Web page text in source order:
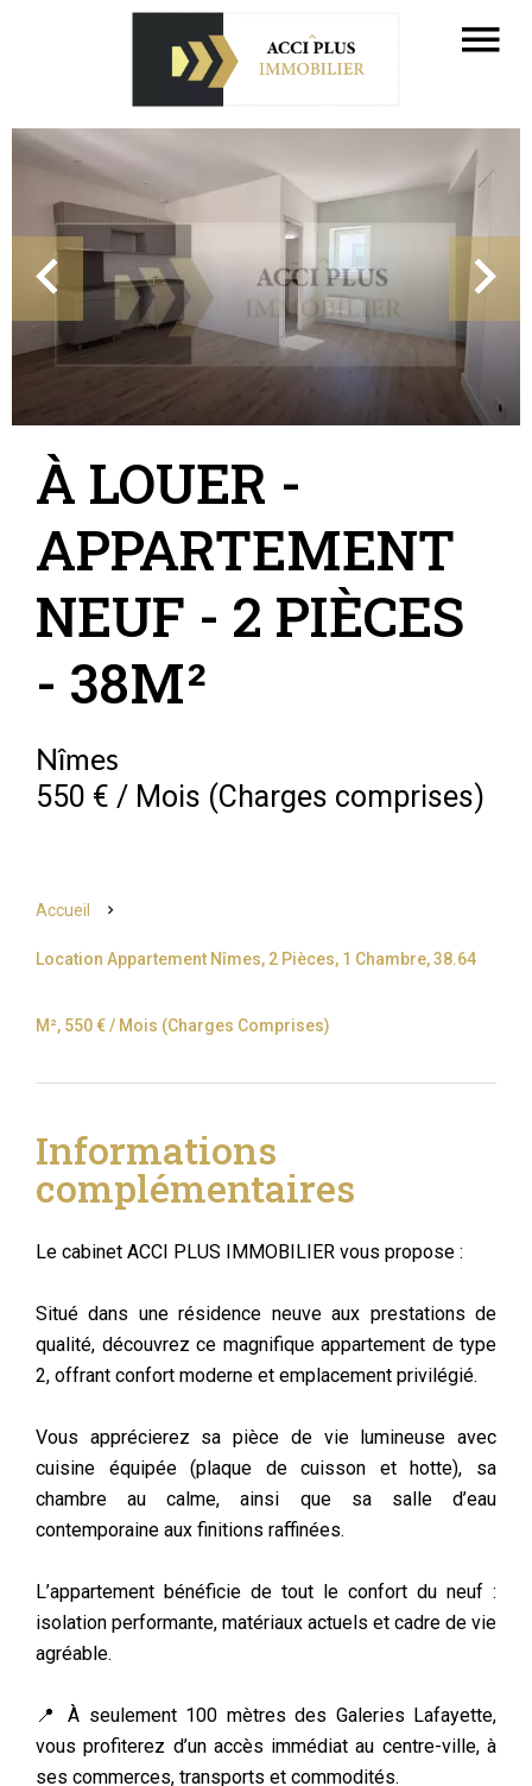
À LOUER -
APPARTEMENT
NEUF - 2 PIÈCES
- 38M²
Nîmes
550 € / Mois (Charges comprises)
Accueil
Location Appartement Nîmes, 2 Pièces, 1 Chambre, 38.64
M², 550 € / Mois (Charges Comprises)
Informations
complémentaires
Le cabinet ACCI PLUS IMMOBILIER vous propose :
Situé dans une résidence neuve aux prestations de
qualité, découvrez ce magnifique appartement de type
2, offrant confort moderne et emplacement privilégié.
Vous apprécierez sa pièce de vie lumineuse avec
cuisine équipée (plaque de cuisson et hotte), sa
chambre au calme, ainsi que sa salle d’eau
contemporaine aux finitions raffinées.
L’appartement bénéficie de tout le confort du neuf :
isolation performante, matériaux actuels et cadre de vie
agréable.
📍 À seulement 100 mètres des Galeries Lafayette,
vous profiterez d’un accès immédiat au centre-ville, à
ses commerces, transports et commodités.